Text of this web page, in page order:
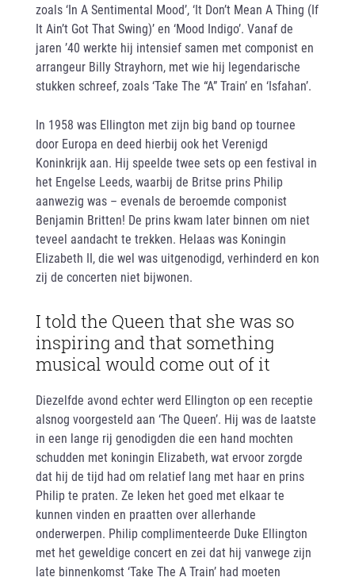
zoals ‘In A Sentimental Mood’, ‘It Don’t Mean A Thing (If
It Ain’t Got That Swing)’ en ‘Mood Indigo’. Vanaf de
jaren ’40 werkte hij intensief samen met componist en
arrangeur Billy Strayhorn, met wie hij legendarische
stukken schreef, zoals ‘Take The “A” Train’ en ‘Isfahan’.
In 1958 was Ellington met zijn big band op tournee
door Europa en deed hierbij ook het Verenigd
Koninkrijk aan. Hij speelde twee sets op een festival in
het Engelse Leeds, waarbij de Britse prins Philip
aanwezig was – evenals de beroemde componist
Benjamin Britten! De prins kwam later binnen om niet
teveel aandacht te trekken. Helaas was Koningin
Elizabeth II, die wel was uitgenodigd, verhinderd en kon
zij de concerten niet bijwonen.
I told the Queen that she was so
inspiring and that something
musical would come out of it
Diezelfde avond echter werd Ellington op een receptie
alsnog voorgesteld aan ‘The Queen’. Hij was de laatste
in een lange rij genodigden die een hand mochten
schudden met koningin Elizabeth, wat ervoor zorgde
dat hij de tijd had om relatief lang met haar en prins
Philip te praten. Ze leken het goed met elkaar te
kunnen vinden en praatten over allerhande
onderwerpen. Philip complimenteerde Duke Ellington
met het geweldige concert en zei dat hij vanwege zijn
late binnenkomst ‘Take The A Train’ had moeten